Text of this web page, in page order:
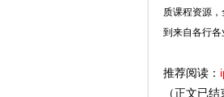
质课程资源
到来自各行各
推荐阅读：
（正文已结